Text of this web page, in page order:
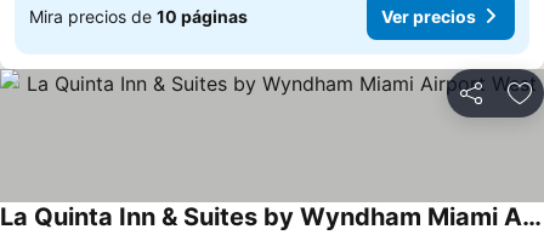
Mira precios de 10 páginas Ver precios
Compartir
La Quinta Inn & Suites by Wyndham Miami Airport West